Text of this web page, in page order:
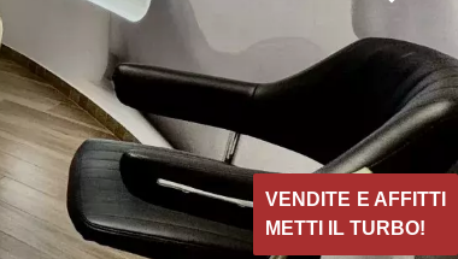
VENDITE E AFFITTI
METTI IL TURBO!